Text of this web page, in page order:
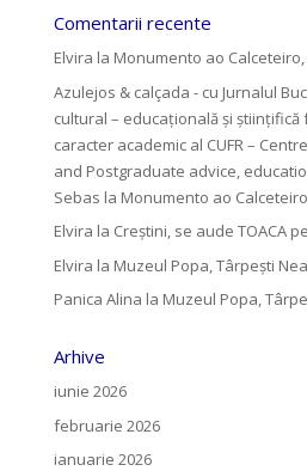
Comentarii recente
Elvira la Monumento ao
Azulejos & calçada - cu Jurnalul
cultural – educațională și științifică
caracter academic al CUFR –
and Postgraduate advice,
Sebas la Monumento ao
Elvira la Creştini, se aude TOACA
Elvira la Muzeul Popa, Târpeşti
Panica Alina la Muzeul Popa,
Arhive
iunie 2026
februarie 2026
ianuarie 2026